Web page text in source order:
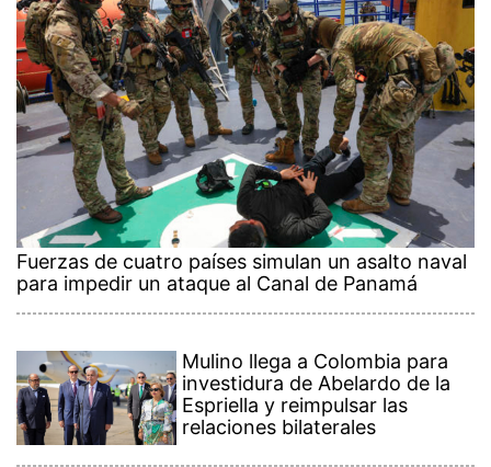
Fuerzas de cuatro países simulan un asalto naval
para impedir un ataque al Canal de Panamá
Mulino llega a Colombia para
investidura de Abelardo de la
Espriella y reimpulsar las
relaciones bilaterales